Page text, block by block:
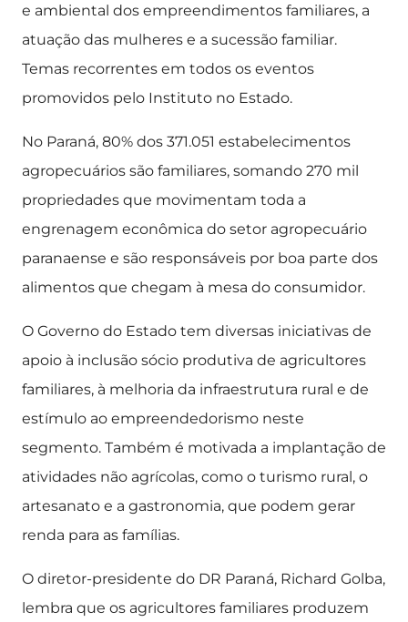
e ambiental dos empreendimentos familiares, a
atuação das mulheres e a sucessão familiar.
Temas recorrentes em todos os eventos
promovidos pelo Instituto no Estado.
No Paraná, 80% dos 371.051 estabelecimentos
agropecuários são familiares, somando 270 mil
propriedades que movimentam toda a
engrenagem econômica do setor agropecuário
paranaense e são responsáveis por boa parte dos
alimentos que chegam à mesa do consumidor.
O Governo do Estado tem diversas iniciativas de
apoio à inclusão sócio produtiva de agricultores
familiares, à melhoria da infraestrutura rural e de
estímulo ao empreendedorismo neste
segmento. Também é motivada a implantação de
atividades não agrícolas, como o turismo rural, o
artesanato e a gastronomia, que podem gerar
renda para as famílias.
O diretor-presidente do DR Paraná, Richard Golba,
lembra que os agricultores familiares produzem